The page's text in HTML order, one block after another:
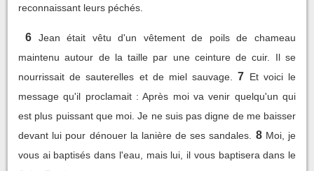
reconnaissant leurs péchés.
6
Jean était vêtu d'un vêtement de poils de chameau
maintenu autour de la taille par une ceinture de cuir. Il se
nourrissait de sauterelles et de miel sauvage.
7 Et voici le
message qu'il proclamait : Après moi va venir quelqu'un qui
est plus puissant que moi. Je ne suis pas digne de me baisser
devant lui pour dénouer la lanière de ses sandales.
8 Moi, je
vous ai baptisés dans l'eau, mais lui, il vous baptisera dans le